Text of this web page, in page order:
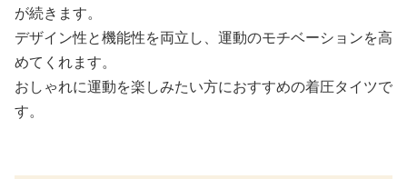
が続きます。
デザイン性と機能性を両立し、運動のモチベーションを高
めてくれます。
おしゃれに運動を楽しみたい方におすすめの着圧タイツで
す。